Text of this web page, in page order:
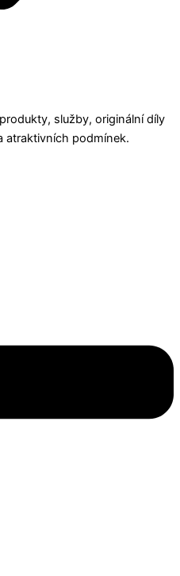
služby, originální díly
atraktivních podmínek.